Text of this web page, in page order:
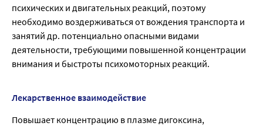
психических и двигательных реакций, поэтому
необходимо воздерживаться от вождения транспорта и
занятий др. потенциально опасными ви­дами
деятельности, требующими повышенной концентрации
внимания и быстроты психомо­торных реакций.
Лекарственное взаимодействие
Повышает концентрацию в плазме дигоксина,